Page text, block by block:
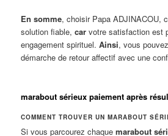
En somme, choisir Papa ADJINACOU,
solution fiable,car votre satisfaction est
engagement spirituel.Ainsi, vous
démarche de retour affectif avec une
marabout sérieux paiement après
COMMENT TROUVER UN MARABOUT
Si vous parcourez chaquemarabout